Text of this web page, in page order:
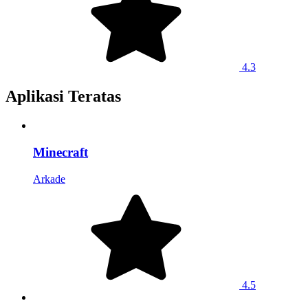
4.3
Aplikasi Teratas
Minecraft
Arkade
4.5